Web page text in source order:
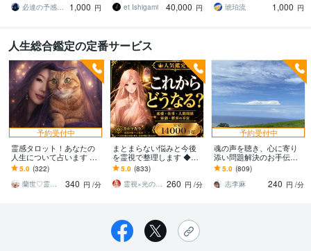
必達の予感霊視 渡邊 潤一
1,000 円
の全体像を紐解く鑑定
et Ishigami
40,000 円
整 琥珀流
1,000 円
人生総合鑑定の定番サービス
予約受付中
霊感タロット！あなたの
人生について占います 家
族関係、人間関係、人生
全般、やりたいことへの
道、その他等
5.0 (322)
蘭世♡霊感タロット占い師
340 円 /分
まとまらない悩みと今後
を霊視で整理します ◆恋
愛・仕事・人間関係が重
なった悩みも一緒に紐解
きます
5.0 (833)
霊視×光の柱 カルマ先生 260 円 /分
予約受付中
魂の声を聴き、心に寄り
添い問題解決のお手伝い
します 恋愛·人間関係·家族
·仕事·HSPさん…魂の望む
方へ✩.*˚
5.0 (809)
志李麻
240 円 /分